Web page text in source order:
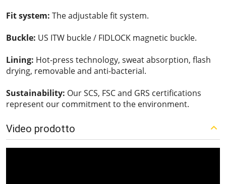
Fit system: The adjustable fit system.
Buckle: US ITW buckle / FIDLOCK magnetic buckle.
Lining: Hot-press technology, sweat absorption, flash
drying, removable and anti-bacterial.
Sustainability: Our SCS, FSC and GRS certifications
represent our commitment to the environment.
Video prodotto